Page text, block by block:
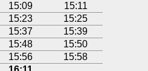
15:09
15:11
15:23
15:25
15:37
15:39
15:48
15:50
15:56
15:58